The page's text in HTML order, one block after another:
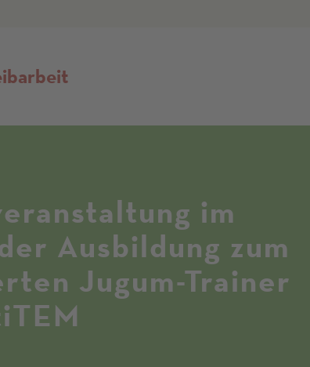
im
Ausbildung zum
Jugum-Trainer